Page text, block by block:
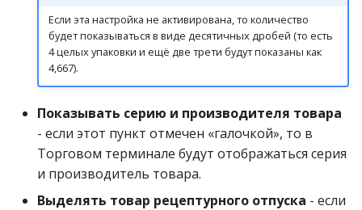
Если эта настройка не активирована, то количество
будет показываться в виде десятичных дробей (то есть
4 целых упаковки и ещё две трети будут показаны как
4,667).
Показывать серию и производителя товара
- если этот пункт отмечен «галочкой», то в
Торговом терминале будут отображаться серия
и производитель товара.
Выделять товар рецептурного отпуска - если